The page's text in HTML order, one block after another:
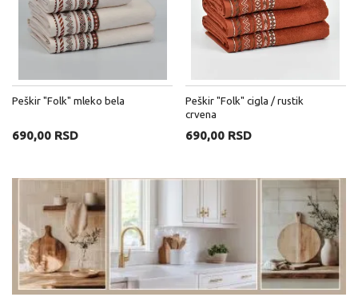
Peškir "Folk" mleko bela
690,00 RSD
Peškir "Folk" cigla / rustik
crvena
690,00 RSD